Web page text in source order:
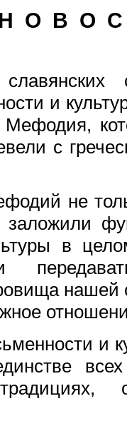
Н О В О
и
с
не
заложили
в
и